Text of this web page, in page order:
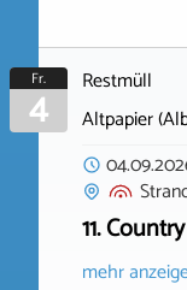
Fr.
4
Restmüll
Altpapier
11.
mehr